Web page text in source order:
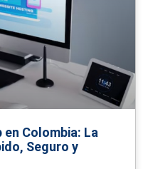
Colombia: La
Seguro y